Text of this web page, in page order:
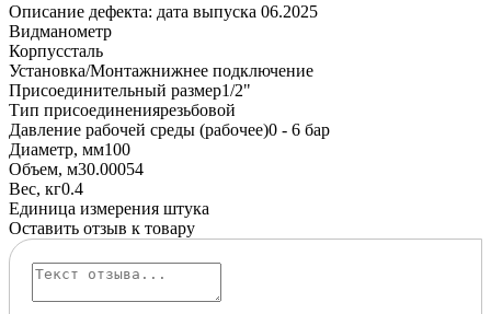
Описание дефекта: дата выпуска 06.2025
Видманометр
Корпуссталь
Установка/Монтажнижнее подключение
Присоединительный размер1/2"
Тип присоединениярезьбовой
Давление рабочей среды (рабочее)0 - 6 бар
Диаметр, мм100
Объем, м30.00054
Вес, кг0.4
Единица измерения штука
Оставить отзыв к товару